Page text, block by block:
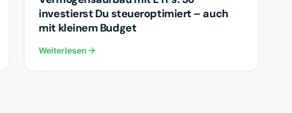
investierst Du steueroptimiert – auch
mit kleinem Budget
Weiterlesen